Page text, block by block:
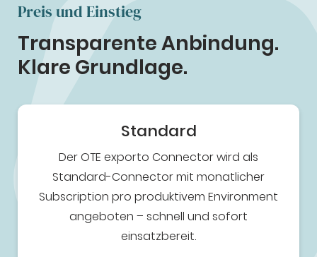
Preis und Einstieg
Transparente Anbindung.
Klare Grundlage.
Standard
Der OTE exporto Connector wird als
Standard-Connector mit monatlicher
Subscription pro produktivem Environment
angeboten – schnell und sofort
einsatzbereit.